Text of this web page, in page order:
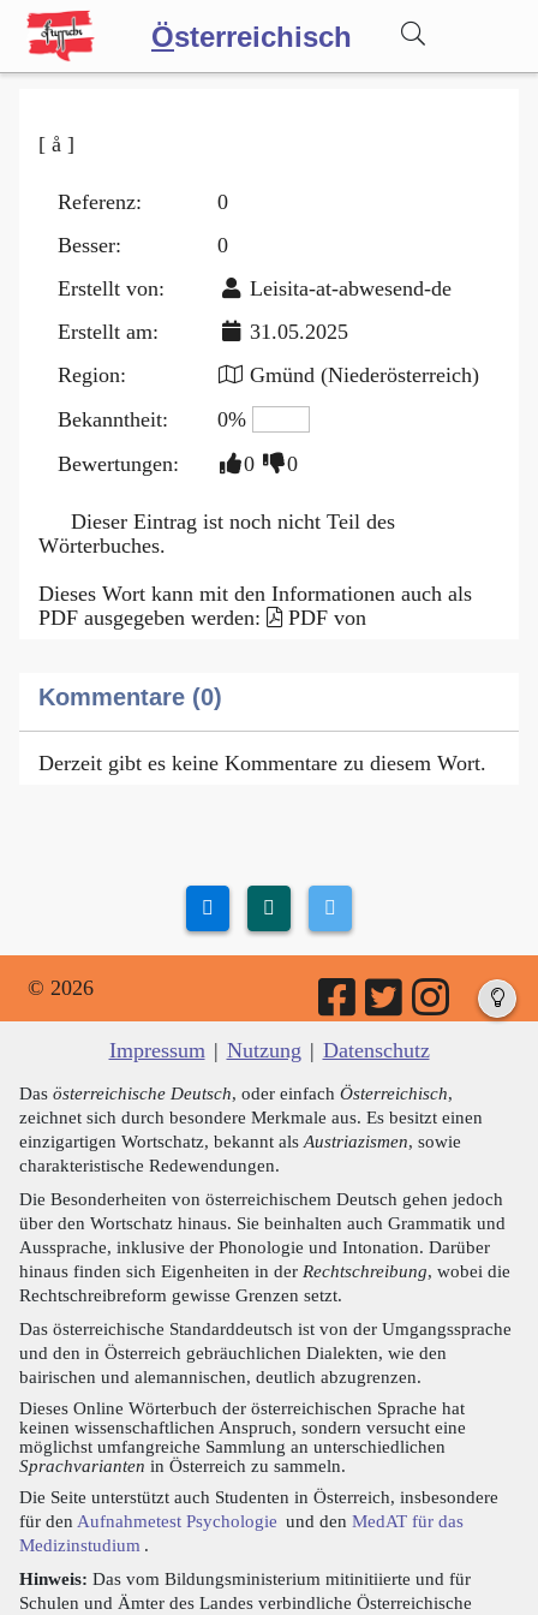
Österreichisch
Blog
[ å ]
Referenz:
0
Besser:
0
Erstellt von:
Leisita-at-abwesend-de
Erstellt am:
31.05.2025
Region:
Gmünd (Niederösterreich)
Bekanntheit:
0%
Bewertungen:
0 0
Dieser Eintrag ist noch nicht Teil des
Wörterbuches.
Dieses Wort kann mit den Informationen auch als
PDF ausgegeben werden:
PDF von
Kommentare (0)
Derzeit gibt es keine Kommentare zu diesem Wort.
© 2026
Impressum | Nutzung | Datenschutz
Das österreichische Deutsch, oder einfach Österreichisch,
zeichnet sich durch besondere Merkmale aus. Es besitzt einen
einzigartigen Wortschatz, bekannt als Austriazismen, sowie
charakteristische Redewendungen.
Die Besonderheiten von österreichischem Deutsch gehen jedoch
über den Wortschatz hinaus. Sie beinhalten auch Grammatik und
Aussprache, inklusive der Phonologie und Intonation. Darüber
hinaus finden sich Eigenheiten in der Rechtschreibung, wobei die
Rechtschreibreform gewisse Grenzen setzt.
Das österreichische Standarddeutsch ist von der Umgangssprache
und den in Österreich gebräuchlichen Dialekten, wie den
bairischen und alemannischen, deutlich abzugrenzen.
Dieses Online Wörterbuch der österreichischen Sprache hat
keinen wissenschaftlichen Anspruch, sondern versucht eine
möglichst umfangreiche Sammlung an unterschiedlichen
Sprachvarianten in Österreich zu sammeln.
Die Seite unterstützt auch Studenten in Österreich, insbesondere
für den Aufnahmetest Psychologie und den MedAT für das
Medizinstudium .
Hinweis: Das vom Bildungsministerium mitinitiierte und für
Schulen und Ämter des Landes verbindliche Österreichische